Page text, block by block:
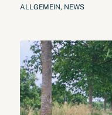
ALLGEMEIN, NEWS